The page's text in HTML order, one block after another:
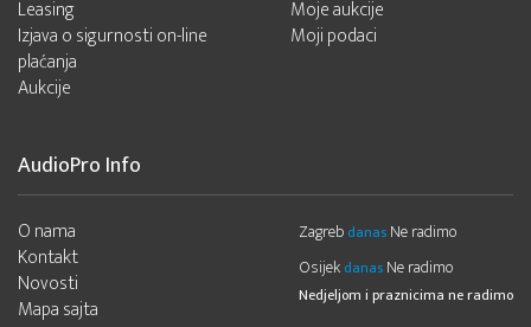
Leasing
Izjava o sigurnosti on-line
plaćanja
Aukcije
Moje aukcije
Moji podaci
AudioPro Info
O nama
Kontakt
Novosti
Mapa sajta
Zagreb danas Ne radimo
Osijek danas Ne radimo
Nedjeljom i praznicima ne radimo